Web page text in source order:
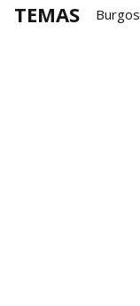
TEMAS Burgos